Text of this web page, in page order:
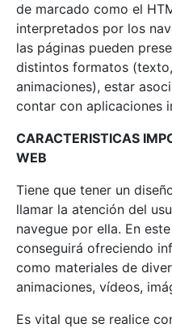
de marcado como el
interpretados por los
las páginas pueden
distintos formatos
animaciones), estar
contar con aplicaciones
CARACTERISTICAS
WEB
Tiene que tener un
llamar la atención del
navegue por ella. En
conseguirá ofreciendo
como materiales de
animaciones, vídeos,
Es vital que se realice